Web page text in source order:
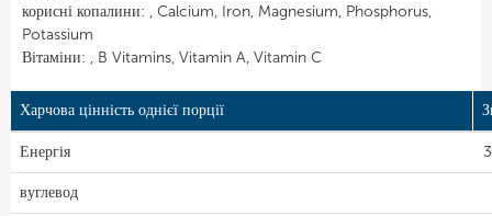
корисні копалини: , Calcium, Iron, Magnesium, Phosphorus,
Potassium
Вітаміни: , B Vitamins, Vitamin A, Vitamin C
Харчова цінність однієї порції
Енергія
вуглевод